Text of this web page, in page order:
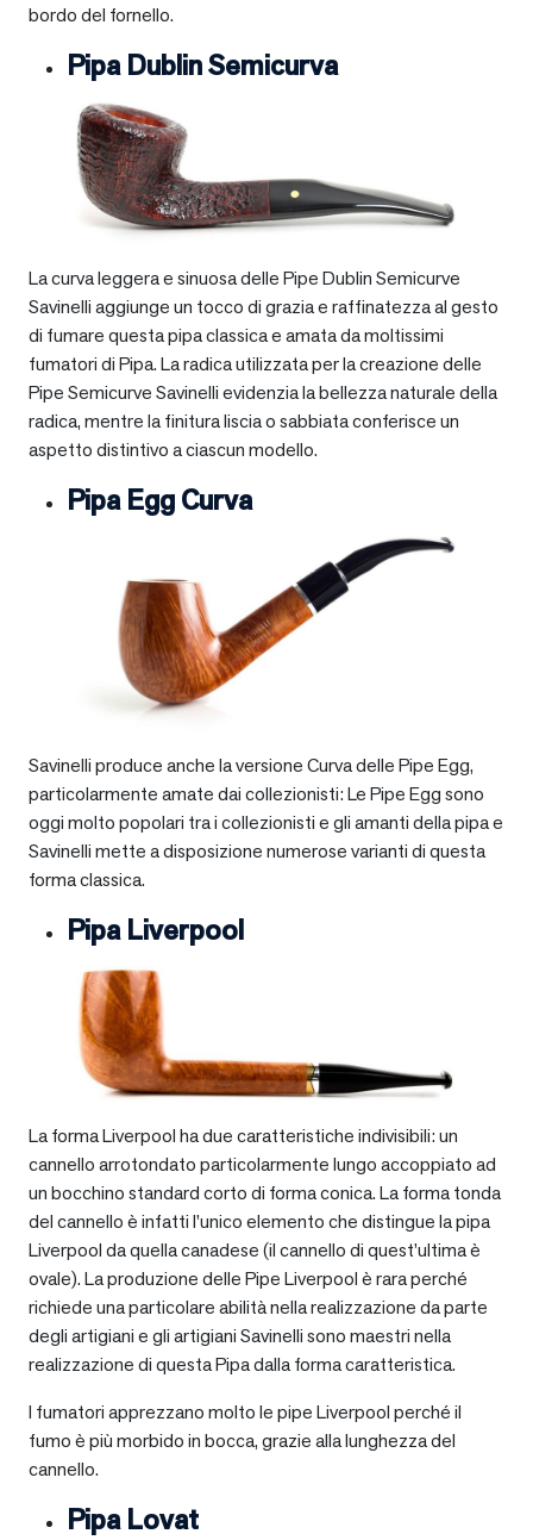
bordo del fornello.
Pipa Dublin Semicurva
La curva leggera e sinuosa delle Pipe Dublin Semicurve
Savinelli aggiunge un tocco di grazia e raffinatezza al gesto
di fumare questa pipa classica e amata da moltissimi
fumatori di Pipa. La radica utilizzata per la creazione delle
Pipe Semicurve Savinelli evidenzia la bellezza naturale della
radica, mentre la finitura liscia o sabbiata conferisce un
aspetto distintivo a ciascun modello.
Pipa Egg Curva
Savinelli produce anche la versione Curva delle Pipe Egg,
particolarmente amate dai collezionisti: Le Pipe Egg sono
oggi molto popolari tra i collezionisti e gli amanti della pipa e
Savinelli mette a disposizione numerose varianti di questa
forma classica.
Pipa Liverpool
La forma Liverpool ha due caratteristiche indivisibili: un
cannello arrotondato particolarmente lungo accoppiato ad
un bocchino standard corto di forma conica. La forma tonda
del cannello è infatti l’unico elemento che distingue la pipa
Liverpool da quella canadese (il cannello di quest’ultima è
ovale). La produzione delle Pipe Liverpool è rara perché
richiede una particolare abilità nella realizzazione da parte
degli artigiani e gli artigiani Savinelli sono maestri nella
realizzazione di questa Pipa dalla forma caratteristica.
I fumatori apprezzano molto le pipe Liverpool perché il
fumo è più morbido in bocca, grazie alla lunghezza del
cannello.
Pipa Lovat